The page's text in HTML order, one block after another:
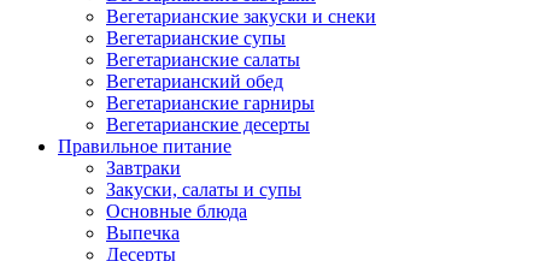
Вегетарианские закуски и снеки
Вегетарианские супы
Вегетарианские салаты
Вегетарианский обед
Вегетарианские гарниры
Вегетарианские десерты
Правильное питание
Завтраки
Закуски, салаты и супы
Основные блюда
Выпечка
Десерты